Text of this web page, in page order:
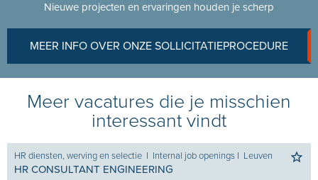
Nieuwe projecten en ervaringen houden je scherp
MEER INFO OVER ONZE SOLLICITATIEPROCEDURE
Meer vacatures die je misschien
interessant vindt
HR diensten, werving en selectie I Internal job openings I Leuven
HR CONSULTANT ENGINEERING